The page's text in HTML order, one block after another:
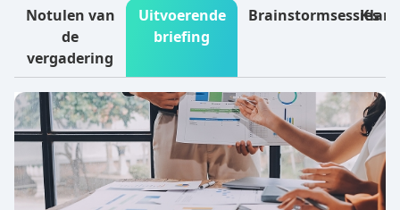
Notulen van
de
vergadering
Uitvoerende
briefing
Brainstormsessies